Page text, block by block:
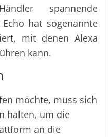
spannende
hat sogenannte
mit denen Alexa
kann.
möchte, muss sich
halten, um die
an die